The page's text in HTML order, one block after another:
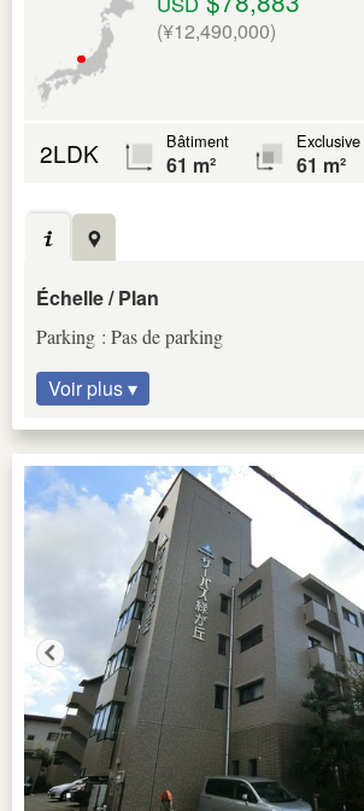
(¥12,490,000)
2LDK Bâtiment
61 m²
Exclusive
61 m²
Échelle / Plan
Parking : Pas de parking
Voir plus ▾